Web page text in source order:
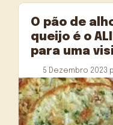
O pão de
queijo é o
para uma
5 Dezembro 2023